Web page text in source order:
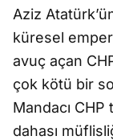
Aziz
küresel
avuç açan
çok kötü bir
Mandacı
dahası